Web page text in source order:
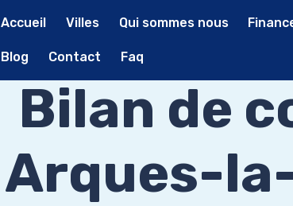
Accueil Villes Qui sommes nous
Blog Contact Faq
Bilan de
Arques-